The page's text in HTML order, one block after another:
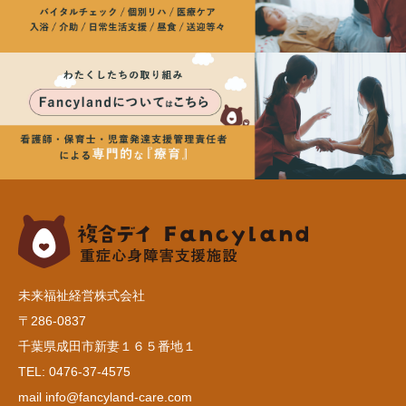
未来福祉経営株式会社
〒286-0837
千葉県成田市新妻１６５番地１
TEL: 0476-37-4575
mail info@fancyland-care.com